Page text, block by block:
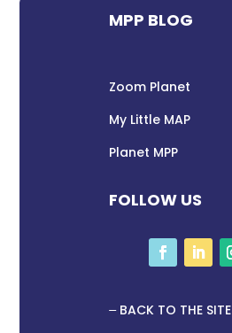
MPP BLOG
Zoom Planet
My Little MAP
Planet MPP
FOLLOW US
BACK TO THE SITE